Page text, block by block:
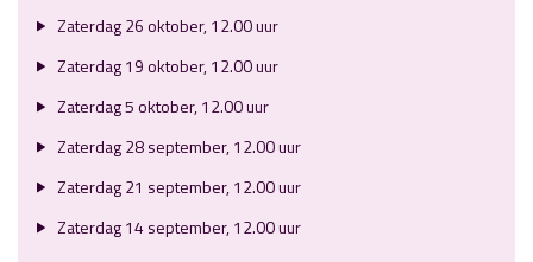
Zaterdag 26 oktober, 12.00 uur
Zaterdag 19 oktober, 12.00 uur
Zaterdag 5 oktober, 12.00 uur
Zaterdag 28 september, 12.00 uur
Zaterdag 21 september, 12.00 uur
Zaterdag 14 september, 12.00 uur